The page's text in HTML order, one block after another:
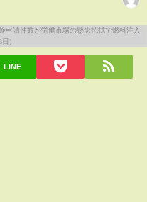
LINE